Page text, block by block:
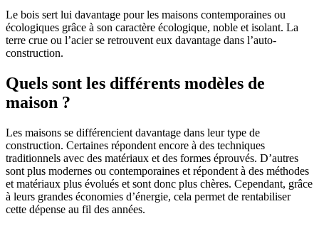
Le bois sert lui davantage pour les maisons contemporaines ou
écologiques grâce à son caractère écologique, noble et isolant. La
terre crue ou l’acier se retrouvent eux davantage dans l’auto-
construction.
Quels sont les différents modèles de
maison ?
Les maisons se différencient davantage dans leur type de
construction. Certaines répondent encore à des techniques
traditionnels avec des matériaux et des formes éprouvés. D’autres
sont plus modernes ou contemporaines et répondent à des méthodes
et matériaux plus évolués et sont donc plus chères. Cependant, grâce
à leurs grandes économies d’énergie, cela permet de rentabiliser
cette dépense au fil des années.